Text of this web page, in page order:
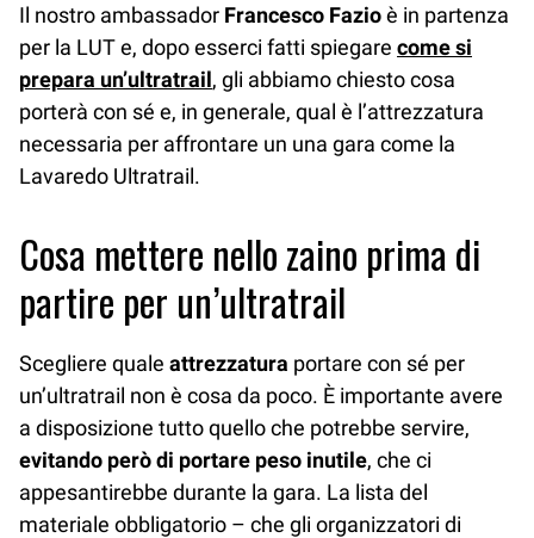
Il nostro ambassador Francesco Fazioè in partenza
per la LUT e, dopo esserci fatti spiegare come si
prepara un’ultratrail, gli abbiamo chiesto cosa
porterà con sé e, in generale, qual è l’attrezzatura
necessaria per affrontare un una gara come la
Lavaredo Ultratrail.
Cosa mettere nello zaino prima di
partire per un’ultratrail
Scegliere quale attrezzatura portare con sé per
un’ultratrail non è cosa da poco. È importante avere
a disposizione tutto quello che potrebbe servire,
evitando però di portare peso inutile, che ci
appesantirebbe durante la gara. La lista del
materiale obbligatorio – che gli organizzatori di